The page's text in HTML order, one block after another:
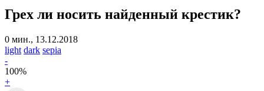
Грех ли носить найденный крестик?
0 мин., 13.12.2018
light dark sepia
-
100%
+